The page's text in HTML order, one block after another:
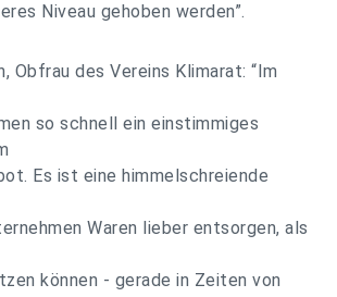
Niveau gehoben werden”.
Obfrau des Vereins Klimarat: “Im
so schnell ein einstimmiges
Es ist eine himmelschreiende
Waren lieber entsorgen, als
können - gerade in Zeiten von